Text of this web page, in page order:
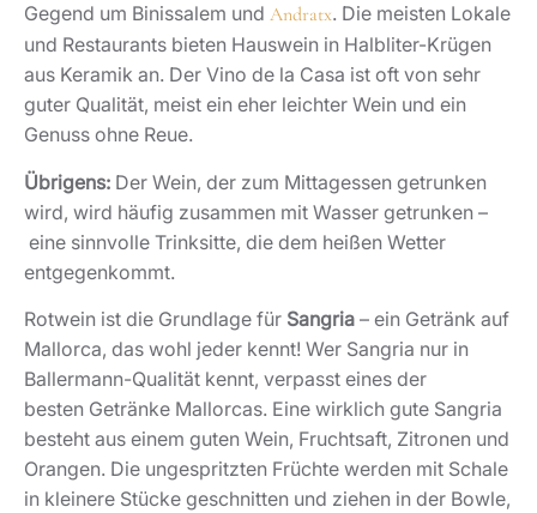
Gegend um Binissalem und Andratx. Die meisten Lokale
und Restaurants bieten Hauswein in Halbliter-Krügen
aus Keramik an. Der Vino de la Casa ist oft von sehr
guter Qualität, meist ein eher leichter Wein und ein
Genuss ohne Reue.
Übrigens: Der Wein, der zum Mittagessen getrunken
wird, wird häufig zusammen mit Wasser getrunken –
eine sinnvolle Trinksitte, die dem heißen Wetter
entgegenkommt.
Rotwein ist die Grundlage für Sangria – ein Getränk auf
Mallorca, das wohl jeder kennt! Wer Sangria nur in
Ballermann-Qualität kennt, verpasst eines der
besten Getränke Mallorcas. Eine wirklich gute Sangria
besteht aus einem guten Wein, Fruchtsaft, Zitronen und
Orangen. Die ungespritzten Früchte werden mit Schale
in kleinere Stücke geschnitten und ziehen in der Bowle,